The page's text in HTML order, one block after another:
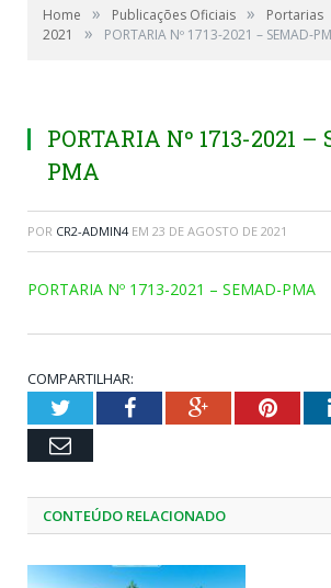
Home » Publicações Oficiais » Portarias
2021
» PORTARIA Nº 1713-2021 – SEMAD-
PORTARIA Nº 1713-2021 –
PMA
POR CR2-ADMIN4 EM 23 DE AGOSTO DE 2021
PORTARIA Nº 1713-2021 – SEMAD-PMA
COMPARTILHAR:
TwitterFacebookGoogle+
Email
CONTEÚDO RELACIONADO